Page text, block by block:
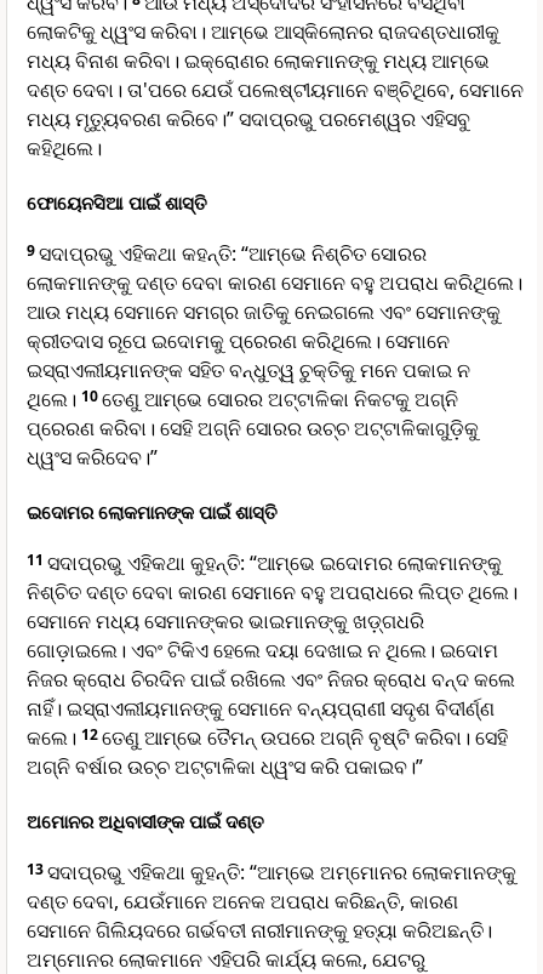
ଲୋକଟିକୁ ଧ୍ୱଂସ କରିବା। ଆମ୍ଭେ ଆସ୍କିଲୋନର ରାଜଦଣ୍ତଧାରୀକୁ
ମଧ୍ୟ ବିନାଶ କରିବା। ଇକ୍ରୋଣର ଲୋକମାନଙ୍କୁ ମଧ୍ୟ ଆମ୍ଭେ
ଦଣ୍ତ ଦେବା। ତା'ପରେ ଯେଉଁ ପଲେଷ୍ଟୀୟମାନେ ବଞ୍ଚିଥିବେ, ସେମାନେ
ମଧ୍ୟ ମୃତ୍ୟୁବରଣ କରିବେ।” ସଦାପ୍ରଭୁ ପରମେଶ୍ୱର ଏହିସବୁ
କହିଥିଲେ।
ଫୋୟେନସିଆ ପାଇଁ ଶାସ୍ତି
9ସଦାପ୍ରଭୁ ଏହିକଥା କହନ୍ତି: “ଆମ୍ଭେ ନିଶ୍ଚିତ ସୋରର
ଲୋକମାନଙ୍କୁ ଦଣ୍ତ ଦେବା କାରଣ ସେମାନେ ବହୁ ଅପରାଧ କରିଥିଲେ।
ଆଉ ମଧ୍ୟ ସେମାନେ ସମଗ୍ର ଜାତିକୁ ନେଇଗଲେ ଏବଂ ସେମାନଙ୍କୁ
କ୍ରୀତଦାସ ରୂପେ ଇଦୋମକୁ ପ୍ରେରଣ କରିଥିଲେ। ସେମାନେ
ଇସ୍ରାଏଲୀୟମାନଙ୍କ ସହିତ ବନ୍ଧୁତ୍ୱ ଚୁକ୍ତିକୁ ମନେ ପକାଇ ନ
ଥିଲେ। 10ତେଣୁ ଆମ୍ଭେ ସୋରର ଅଟ୍ଟାଳିକା ନିକଟକୁ ଅଗ୍ନି
ପ୍ରେରଣ କରିବା। ସେହି ଅଗ୍ନି ସୋରର ଉଚ୍ଚ ଅଟ୍ଟାଳିକାଗୁଡ଼ିକୁ
ଧ୍ୱଂସ କରିଦେବ।”
ଇଦୋମର ଲୋକମାନଙ୍କ ପାଇଁ ଶାସ୍ତି
11 ସଦାପ୍ରଭୁ ଏହିକଥା କୁହନ୍ତି: “ଆମ୍ଭେ ଇଦୋମର ଲୋକମାନଙ୍କୁ
ନିଶ୍ଚିତ ଦଣ୍ତ ଦେବା କାରଣ ସେମାନେ ବହୁ ଅପରାଧରେ ଲିପ୍ତ ଥିଲେ।
ସେମାନେ ମଧ୍ୟ ସେମାନଙ୍କର ଭାଇମାନଙ୍କୁ ‌‌ଖ‌ଡ଼୍‌ଗଧରି
ଗୋଡ଼ାଇଲେ। ଏବଂ ଟିକିଏ ହେଲେ ଦୟା ଦେଖାଇ ନ ଥିଲେ। ଇଦୋମ
ନିଜର କ୍ରୋଧ ଚିରଦିନ ପାଇଁ ରଖିଲେ ଏବଂ ନିଜର କ୍ରୋଧ ବନ୍ଦ କଲେ
ନାହିଁ। ଇସ୍ରାଏଲୀୟମାନଙ୍କୁ ସେମାନେ ବନ୍ୟପ୍ରାଣୀ ସଦୃଶ ବିଦୀର୍ଣ୍ଣ
କଲେ। 12ତେଣୁ ଆମ୍ଭେ ତୈମନ୍ ଉପରେ ଅଗ୍ନି ବୃଷ୍ଟି କରିବା। ସେହି
ଅଗ୍ନି ବର୍ଷାର ଉଚ୍ଚ ଅଟ୍ଟାଳିକା ଧ୍ୱଂସ କରି ପକାଇବ।”
ଅମୋନର ଅଧିବାସୀଙ୍କ ପାଇଁ ଦଣ୍ତ
13ସଦାପ୍ରଭୁ ଏହିକଥା କୁହନ୍ତି: “ଆମ୍ଭେ ଅମ୍ମୋନର ଲୋକମାନଙ୍କୁ
ଦଣ୍ତ ଦେବା, ଯେଉଁମାନେ ଅନେକ ଅପରାଧ କରିଛନ୍ତି, କାରଣ
ସେମାନେ ଗିଲିୟଦରେ ଗର୍ଭବତୀ ନାରୀମାନଙ୍କୁ ହତ୍ୟା କରିଅଛନ୍ତି।
ଅମ୍ମୋନର ଲୋକମାନେ ଏହିପରି କାର୍ଯ୍ୟ କଲେ, ଯେଟରୁ